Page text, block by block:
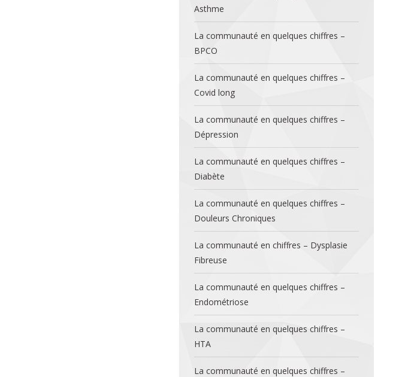
Asthme
La communauté en quelques chiffres –
BPCO
La communauté en quelques chiffres –
Covid long
La communauté en quelques chiffres –
Dépression
La communauté en quelques chiffres –
Diabète
La communauté en quelques chiffres –
Douleurs Chroniques
La communauté en chiffres – Dysplasie
Fibreuse
La communauté en quelques chiffres –
Endométriose
La communauté en quelques chiffres –
HTA
La communauté en quelques chiffres –